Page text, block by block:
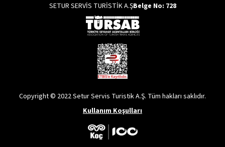
SETUR SERVİS TURİSTİK A.ŞBelge No: 728
Copyright © 2022 Setur Servis Turistik A.Ş. Tüm hakları saklıdır.
Kullanım Koşulları